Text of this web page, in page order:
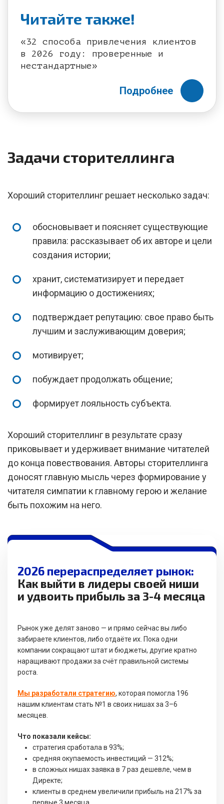
Читайте также!
«32 способа привлечения клиентов
в 2026 году: проверенные и
нестандартные»
Подробнее
Задачи сторителлинга
Хороший сторителлинг решает несколько задач:
обосновывает и поясняет существующие
правила: рассказывает об их авторе и цели
создания истории;
хранит, систематизирует и передает
информацию о достижениях;
подтверждает репутацию: свое право быть
лучшим и заслуживающим доверия;
мотивирует;
побуждает продолжать общение;
формирует лояльность субъекта.
Хороший сторителлинг в результате сразу
приковывает и удерживает внимание читателей
до конца повествования. Авторы сторителлинга
доносят главную мысль через формирование у
читателя симпатии к главному герою и желание
быть похожим на него.
2026 перераспределяет рынок:
Как выйти в лидеры своей ниши
и удвоить прибыль за 3-4 месяца
Рынок уже делят заново — и прямо сейчас вы либо
забираете клиентов, либо отдаёте их. Пока одни
компании сокращают штат и бюджеты, другие кратно
наращивают продажи за счёт правильной системы
роста.
Мы разработали стратегию, которая помогла 196
нашим клиентам стать №1 в своих нишах за 3–6
месяцев.
Что показали кейсы:
стратегия сработала в 93%;
средняя окупаемость инвестиций — 312%;
в сложных нишах заявка в 7 раз дешевле, чем в
Директе;
клиенты в среднем увеличили прибыль на 217% за